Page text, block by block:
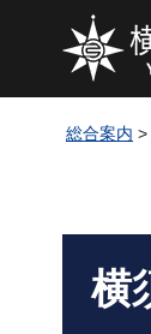
総合案内 >
横